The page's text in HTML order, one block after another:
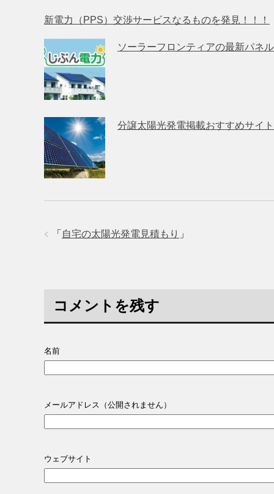
新電力（PPS）交渉サービスなるものを発見！！！
ソーラーフロンティアの最新パネ
分譲太陽光発電掲載おすすめサイト
「 自宅の太陽光発電見積もり 」
コメントを残す
名前
メールアドレス（公開されません）
ウェブサイト